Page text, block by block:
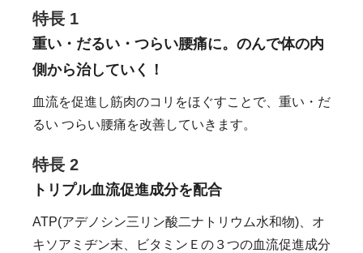
特長 1
重い・だるい・つらい腰痛に。のんで体の内
側から治していく！
血流を促進し筋肉のコリをほぐすことで、重い・だ
るい つらい腰痛を改善していきます。
特長 2
トリプル血流促進成分を配合
ATP(アデノシン三リン酸二ナトリウム水和物)、オ
キソアミヂン末、ビタミンＥの３つの血流促進成分